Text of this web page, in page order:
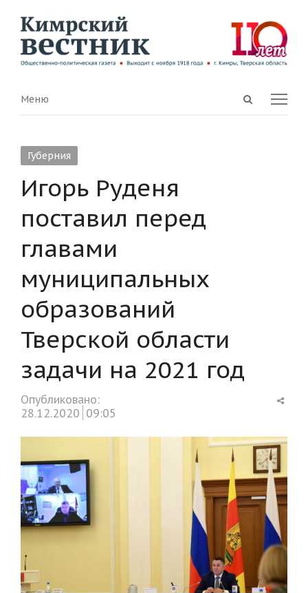
Open
Menu
Меню
Губерния
Игорь Руденя
поставил перед
главами
муниципальных
образований
Тверской области
задачи на 2021 год
Опубликовано:
28.12.2020 09:05